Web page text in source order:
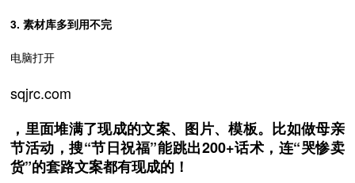
3. 素材库多到用不完
电脑打开
sqjrc.com
，里面堆满了现成的文案、图片、模板。比如做母亲
节活动，搜“节日祝福”能跳出200+话术，连“哭惨卖
货”的套路文案都有现成的！